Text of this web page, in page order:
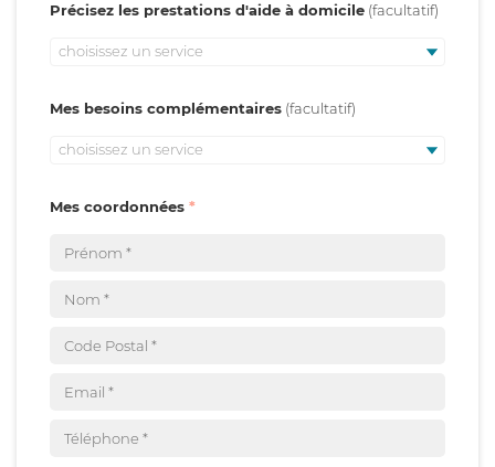
Précisez les prestations d'aide à domicile
choisissez un service
Mes besoins complémentaires
choisissez un service
Mes coordonnées